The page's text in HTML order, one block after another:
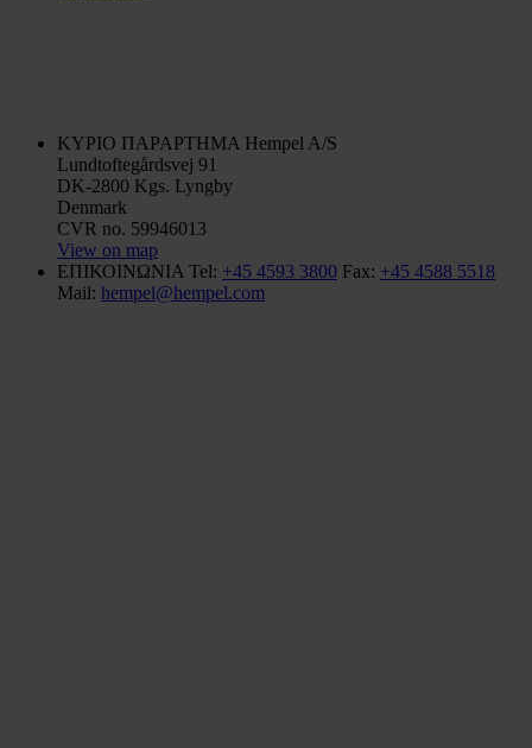
ΚΥΡΙΟ ΠΑΡΑΡΤΗΜΑ Hempel A/S
Lundtoftegårdsvej 91
DK-2800 Kgs. Lyngby
Denmark
CVR no. 59946013
View on map
ΕΠΙΚΟΙΝΩΝΙΑ Tel: +45 4593 3800 Fax: +45 4588 5518
Mail: hempel@hempel.com